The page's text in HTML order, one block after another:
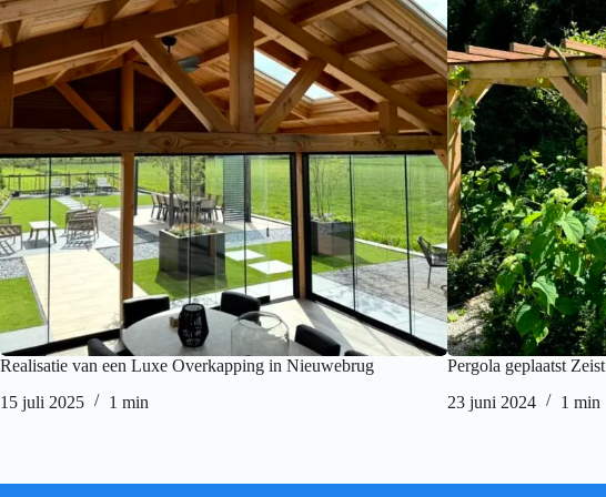
Realisatie van een Luxe Overkapping in Nieuwebrug
15 juli 2025
1 min
Pergola geplaatst Zeist
23 juni 2024
1 min